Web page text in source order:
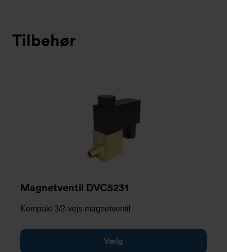
Tilbehør
Magnetventil DVC5231
Kompakt 3/2-vejs magnetventil
Vælg